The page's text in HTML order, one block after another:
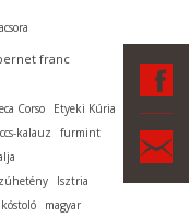
franc
Corso
Etyeki Kúria
kalauz furmint
Isztria
kóstoló
magyar